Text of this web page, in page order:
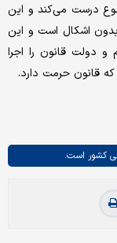
درست می‌کند و این
اشکال است و این
دولت قانون را اجرا
قانون حرمت دارد.
کشور است.